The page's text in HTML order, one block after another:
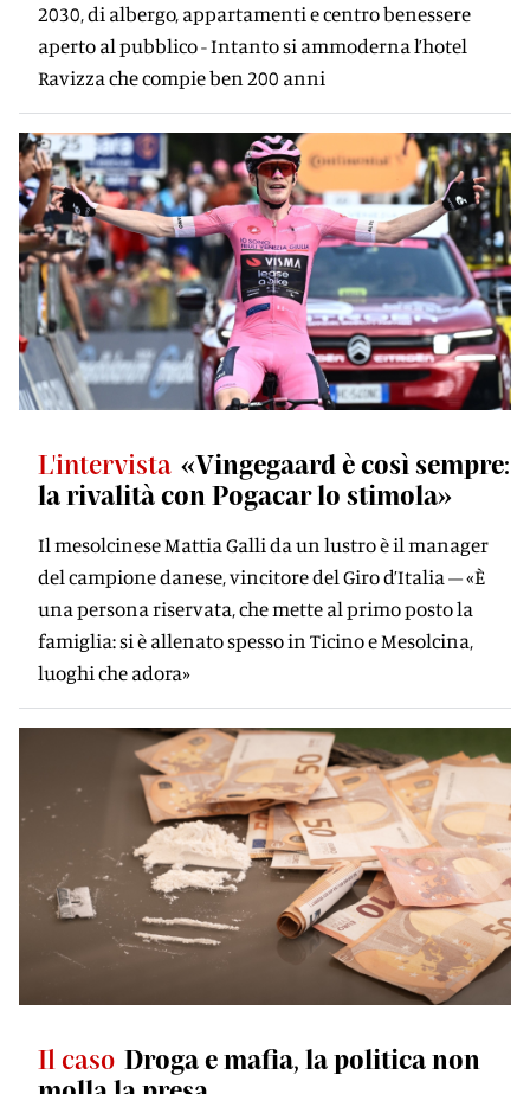
2030, di albergo, appartamenti e centro benessere
aperto al pubblico - Intanto si ammoderna l’hotel
Ravizza che compie ben 200 anni
L'intervista «Vingegaard è così sempre:
la rivalità con Pogacar lo stimola»
Il mesolcinese Mattia Galli da un lustro è il manager
del campione danese, vincitore del Giro d’Italia – «È
una persona riservata, che mette al primo posto la
famiglia: si è allenato spesso in Ticino e Mesolcina,
luoghi che adora»
Il caso Droga e mafia, la politica non